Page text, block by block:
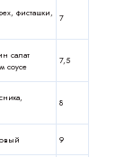
фисташки,
7
салат
соусе
7,5
8
9